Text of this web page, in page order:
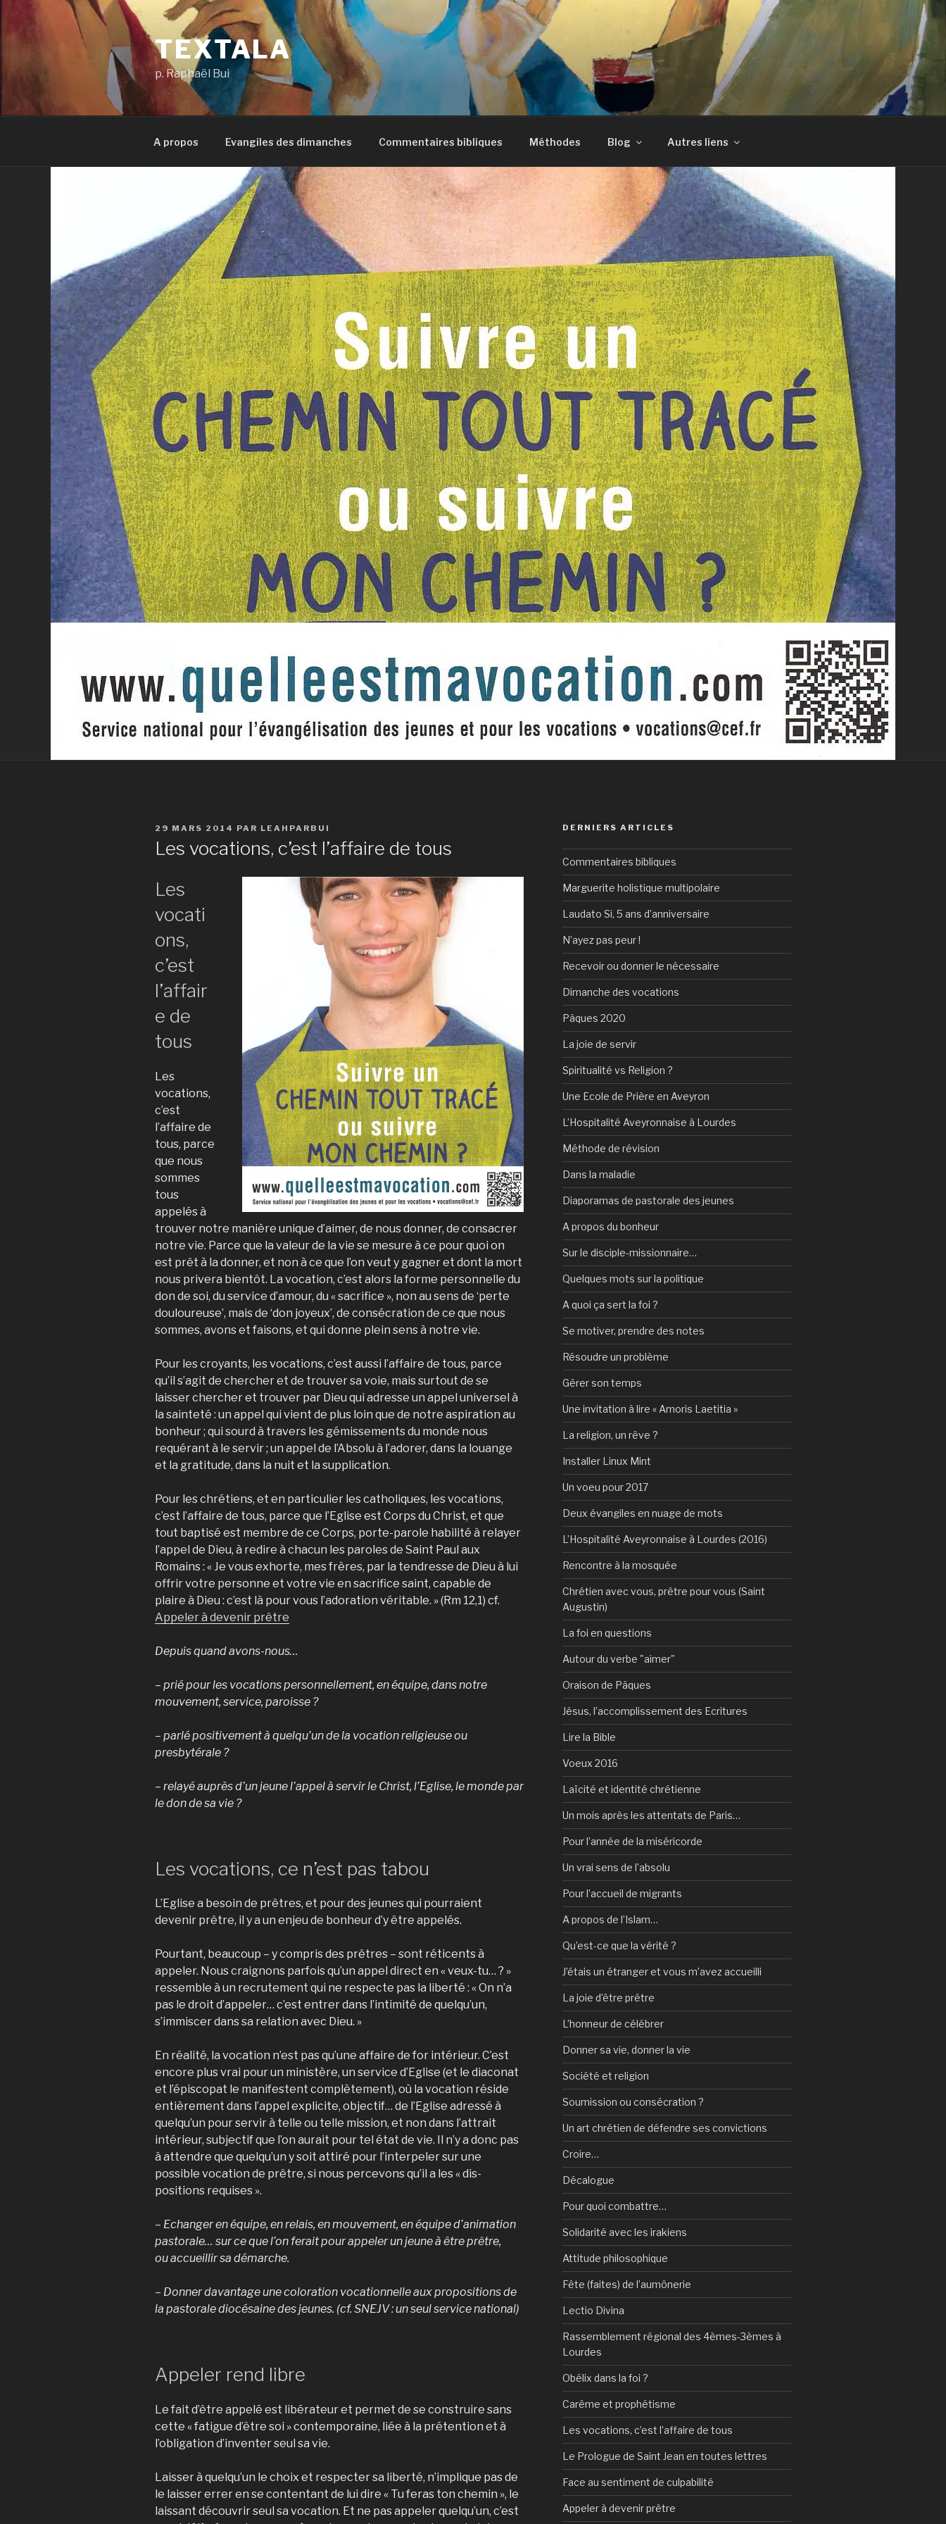
contenu
TEXTALA
p. Raphaël Bui
A propos Evangiles des dimanches Commentaires bibliques Méthodes Blog Autres liens
PUBLIÉ
29 MARS 2014 PAR LEAHPARBUI
Les vocations, c’est l’affaire de tous
Les
vocati
ons,
c’est
l’affair
e de
tous
Les
vocations,
c’est
l’affaire de
tous, parce
que nous
sommes
tous
appelés à
trouver notre manière unique d’aimer, de nous donner, de consacrer
notre vie. Par­ce que la valeur de la vie se mesure à ce pour quoi on
est prêt à la donner, et non à ce que l’on veut y gagner et dont la mort
nous privera bientôt. La vocation, c’est alors la forme personnelle du
don de soi, du service d’amour, du « sacrifice », non au sens de ‘perte
doulou­reuse’, mais de ‘don joyeux’, de consécration de ce que nous
sommes, avons et faisons, et qui donne plein sens à notre vie.
Pour les croyants, les vocations, c’est aussi l’affaire de tous, parce
qu’il s’agit de chercher et de trouver sa voie, mais surtout de se
laisser chercher et trouver par Dieu qui adresse un appel universel à
la sainteté : un appel qui vient de plus loin que de notre aspiration au
bon­heur ; qui sourd à travers les gémissements du monde nous
requérant à le servir ; un appel de l’Absolu à l’ado­rer, dans la louange
et la gratitude, dans la nuit et la supplication.
Pour les chrétiens, et en particulier les catholiques, les vocations,
c’est l’affaire de tous, parce que l’Eglise est Corps du Christ, et que
tout baptisé est membre de ce Corps, porte-parole habilité à relayer
l’appel de Dieu, à redire à chacun les paroles de Saint Paul aux
Romains : « Je vous exhorte, mes frères, par la tendresse de Dieu à lui
offrir votre personne et votre vie en sacrifice saint, capable de
plaire à Dieu : c’est là pour vous l’adoration véritable. » (Rm 12,1) cf.
Appeler à devenir prêtre
Depuis quand avons-nous…
– prié pour les vocations personnellement, en équipe, dans notre
mouvement, service, paroisse ?
– parlé positivement à quelqu’un de la vocation religieuse ou
presbytérale ?
– relayé auprès d’un jeune l’appel à servir le Christ, l’Eglise, le monde par
le don de sa vie ?
Les vocations, ce n’est pas tabou
L’Eglise a besoin de prêtres, et pour des jeunes qui pourraient
devenir prêtre, il y a un enjeu de bonheur d’y être appelés.
Pourtant, beaucoup – y compris des prêtres – sont réti­cents à
appeler. Nous craignons parfois qu’un appel di­rect en « veux-tu… ? »
ressemble à un recrutement qui ne respecte pas la liberté : « On n’a
pas le droit d’appe­ler… c’est entrer dans l’intimité de quelqu’un,
s’immis­cer dans sa relation avec Dieu. »
En réalité, la vocation n’est pas qu’une affaire de for intérieur. C’est
encore plus vrai pour un ministère, un service d’Eglise (et le diaconat
et l’épiscopat le mani­festent complètement), où la vocation réside
entière­ment dans l’appel explicite, objectif… de l’Eglise adres­sé à
quelqu’un pour servir à telle ou telle mission, et non dans l’attrait
intérieur, subjectif que l’on aurait pour tel état de vie. Il n’y a donc pas
à attendre que quelqu’un y soit attiré pour l’interpeler sur une
possible vocation de prêtre, si nous percevons qu’il a les « dis­
positions requises ».
– Echanger en équipe, en relais, en mouvement, en équipe d’animation
pastorale… sur ce que l’on ferait pour appeler un jeune à être prêtre,
ou accueillir sa démarche.
– Donner davantage une coloration vocationnelle aux proposi­tions de
la pastorale diocésaine des jeunes. (cf. SNEJV : un seul service national)
Appeler rend libre
Le fait d’être appelé est libérateur et permet de se construire sans
cette « fatigue d’être soi » contem­poraine, liée à la prétention et à
l’obligation d’inventer seul sa vie.
Laisser à quelqu’un le choix et respecter sa liberté, n’implique pas de
le laisser errer en se contentant de lui dire « Tu feras ton chemin », le
laissant découvrir seul sa vocation. Et ne pas appeler quelqu’un, c’est
DERNIERS ARTICLES
Commentaires bibliques
Marguerite holistique multipolaire
Laudato Si, 5 ans d’anniversaire
N’ayez pas peur !
Recevoir ou donner le nécessaire
Dimanche des vocations
Pâques 2020
La joie de servir
Spiritualité vs Religion ?
Une Ecole de Prière en Aveyron
L’Hospitalité Aveyronnaise à Lourdes
Méthode de révision
Dans la maladie
Diaporamas de pastorale des jeunes
A propos du bonheur
Sur le disciple-missionnaire…
Quelques mots sur la politique
A quoi ça sert la foi ?
Se motiver, prendre des notes
Résoudre un problème
Gérer son temps
Une invitation à lire « Amoris Laetitia »
La religion, un rêve ?
Installer Linux Mint
Un voeu pour 2017
Deux évangiles en nuage de mots
L’Hospitalité Aveyronnaise à Lourdes (2016)
Rencontre à la mosquée
Chrétien avec vous, prêtre pour vous (Saint
Augustin)
La foi en questions
Autour du verbe "aimer"
Oraison de Pâques
Jésus, l’accomplissement des Ecritures
Lire la Bible
Voeux 2016
Laïcité et identité chrétienne
Un mois après les attentats de Paris…
Pour l’année de la miséricorde
Un vrai sens de l’absolu
Pour l’accueil de migrants
A propos de l’Islam…
Qu’est-ce que la vérité ?
J’étais un étranger et vous m’avez accueilli
La joie d’être prêtre
L’honneur de célébrer
Donner sa vie, donner la vie
Société et religion
Soumission ou consécration ?
Un art chrétien de défendre ses convictions
Croire…
Décalogue
Pour quoi combattre…
Solidarité avec les irakiens
Attitude philosophique
Fête (faites) de l’aumônerie
Lectio Divina
Rassemblement régional des 4èmes-3èmes à
Lourdes
Obélix dans la foi ?
Carême et prophétisme
Les vocations, c’est l’affaire de tous
Le Prologue de Saint Jean en toutes lettres
Face au sentiment de culpabilité
Appeler à devenir prêtre